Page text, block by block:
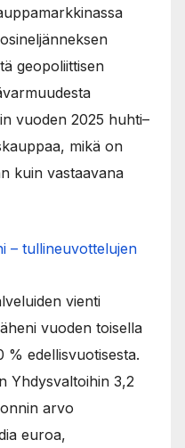
geopoliittisen
vuoden 2025 huhti–
mikä on
kuin vastaavana
– tullineuvottelujen
vienti
vuoden toisella
% edellisvuotisesta.
Yhdysvaltoihin 3,2
arvo
euroa,